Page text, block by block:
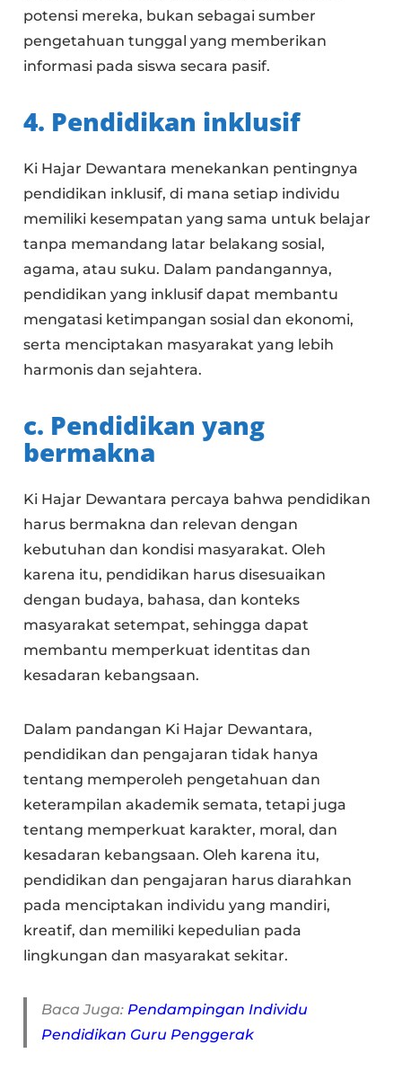
potensi mereka, bukan sebagai sumber
pengetahuan tunggal yang memberikan
informasi pada siswa secara pasif.
4. Pendidikan inklusif
Ki Hajar Dewantara menekankan pentingnya
pendidikan inklusif, di mana setiap individu
memiliki kesempatan yang sama untuk belajar
tanpa memandang latar belakang sosial,
agama, atau suku. Dalam pandangannya,
pendidikan yang inklusif dapat membantu
mengatasi ketimpangan sosial dan ekonomi,
serta menciptakan masyarakat yang lebih
harmonis dan sejahtera.
c. Pendidikan yang
bermakna
Ki Hajar Dewantara percaya bahwa pendidikan
harus bermakna dan relevan dengan
kebutuhan dan kondisi masyarakat. Oleh
karena itu, pendidikan harus disesuaikan
dengan budaya, bahasa, dan konteks
masyarakat setempat, sehingga dapat
membantu memperkuat identitas dan
kesadaran kebangsaan.
Dalam pandangan Ki Hajar Dewantara,
pendidikan dan pengajaran tidak hanya
tentang memperoleh pengetahuan dan
keterampilan akademik semata, tetapi juga
tentang memperkuat karakter, moral, dan
kesadaran kebangsaan. Oleh karena itu,
pendidikan dan pengajaran harus diarahkan
pada menciptakan individu yang mandiri,
kreatif, dan memiliki kepedulian pada
lingkungan dan masyarakat sekitar.
Baca Juga: Pendampingan Individu
Pendidikan Guru Penggerak